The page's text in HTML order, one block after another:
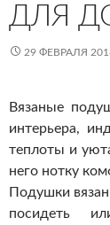
ДЛЯ
29 ФЕВРАЛЯ
Вязаные
интерьера,
теплоты и
него нотку
Подушки
посидеть